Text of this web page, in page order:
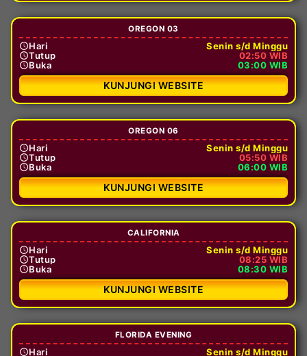
OREGON 03
Hari
Senin s/d Minggu
Tutup
02:50 WIB
Buka
03:00 WIB
KUNJUNGI WEBSITE
OREGON 06
Hari
Senin s/d Minggu
Tutup
05:50 WIB
Buka
06:00 WIB
KUNJUNGI WEBSITE
CALIFORNIA
Hari
Senin s/d Minggu
Tutup
08:25 WIB
Buka
08:30 WIB
KUNJUNGI WEBSITE
FLORIDA EVENING
Hari
Senin s/d Minggu